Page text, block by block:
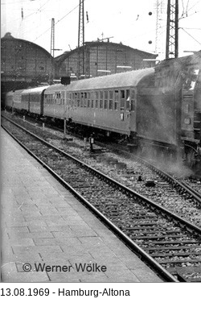
13.08.1969 - Hamburg-Altona